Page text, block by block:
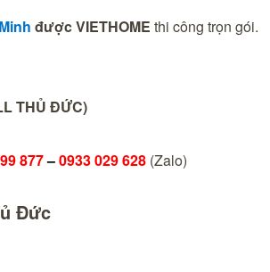
được VIETHOME thi công trọn gói.
THỦ ĐỨC)
877–0933 029 628 (Zalo)
Đức